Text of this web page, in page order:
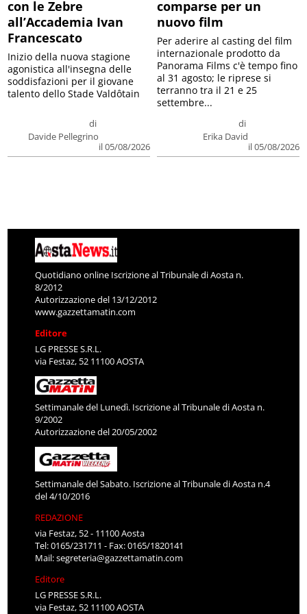
con le Zebre
all’Accademia Ivan
Francescato
di
Davide Pellegrino
il 05/08/2026
Inizio della nuova stagione
agonistica all'insegna delle
soddisfazioni per il giovane
talento dello Stade Valdôtain
comparse per un
nuovo film
di
Erika David
il 05/08/2026
Per aderire al casting del film
internazionale prodotto da
Panorama Films c'è tempo fino
al 31 agosto; le riprese si
terranno tra il 21 e 25
settembre...
Quotidiano online Iscrizione al Tribunale di Aosta n.
8/2012
Autorizzazione del 13/12/2012
www.gazzettamatin.com
Editore
LG PRESSE S.R.L.
via Festaz, 52 11100 AOSTA
Settimanale del Lunedì. Iscrizione al Tribunale di Aosta n.
9/2002
Autorizzazione del 20/05/2002
Settimanale del Sabato. Iscrizione al Tribunale di Aosta n.4
del 4/10/2016
REDAZIONE
via Festaz, 52 - 11100 Aosta
Tel: 0165/231711 - Fax: 0165/1820141
Mail:segreteria@gazzettamatin.com
Editore
LG PRESSE S.R.L.
via Festaz, 52 11100 AOSTA